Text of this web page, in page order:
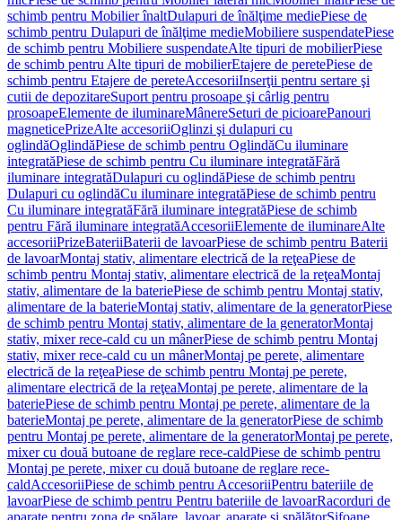
schimb pentru Mobilier înaltDulapuri de înălţime mediePiese de
schimb pentru Dulapuri de înălţime medieMobiliere suspendatePiese
de schimb pentru Mobiliere suspendateAlte tipuri de mobilierPiese
de schimb pentru Alte tipuri de mobilierEtajere de peretePiese de
schimb pentru Etajere de pereteAccesoriiInserţii pentru sertare şi
cutii de depozitareSuport pentru prosoape şi cârlig pentru
prosoapeElemente de iluminareMânereSeturi de picioarePanouri
magneticePrizeAlte accesoriiOglinzi şi dulapuri cu
oglindăOglindăPiese de schimb pentru OglindăCu iluminare
integratăPiese de schimb pentru Cu iluminare integratăFără
iluminare integratăDulapuri cu oglindăPiese de schimb pentru
Dulapuri cu oglindăCu iluminare integratăPiese de schimb pentru
Cu iluminare integratăFără iluminare integratăPiese de schimb
pentru Fără iluminare integratăAccesoriiElemente de iluminareAlte
accesoriiPrizeBateriiBaterii de lavoarPiese de schimb pentru Baterii
de lavoarMontaj stativ, alimentare electrică de la reţeaPiese de
schimb pentru Montaj stativ, alimentare electrică de la reţeaMontaj
stativ, alimentare de la bateriePiese de schimb pentru Montaj stativ,
alimentare de la baterieMontaj stativ, alimentare de la generatorPiese
de schimb pentru Montaj stativ, alimentare de la generatorMontaj
stativ, mixer rece-cald cu un mânerPiese de schimb pentru Montaj
stativ, mixer rece-cald cu un mânerMontaj pe perete, alimentare
electrică de la reţeaPiese de schimb pentru Montaj pe perete,
alimentare electrică de la reţeaMontaj pe perete, alimentare de la
bateriePiese de schimb pentru Montaj pe perete, alimentare de la
baterieMontaj pe perete, alimentare de la generatorPiese de schimb
pentru Montaj pe perete, alimentare de la generatorMontaj pe perete,
mixer cu două butoane de reglare rece-caldPiese de schimb pentru
Montaj pe perete, mixer cu două butoane de reglare rece-
caldAccesoriiPiese de schimb pentru AccesoriiPentru bateriile de
lavoarPiese de schimb pentru Pentru bateriile de lavoarRacorduri de
aparate pentru zona de spălare, lavoar, aparate şi spălătorSifoane